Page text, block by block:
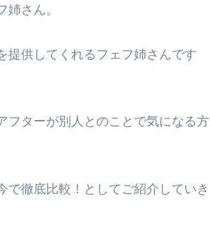
さん。
提供してくれるフェフ姉さんです
フターが別人とのことで気になる方
徹底比較！としてご紹介していき